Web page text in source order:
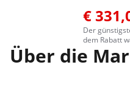
€
Der
dem Rabatt
Über die